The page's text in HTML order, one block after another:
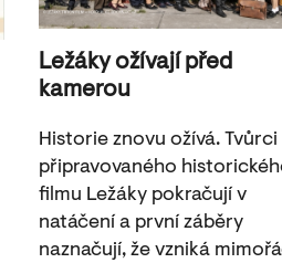
Ležáky ožívají před
kamerou
Historie znovu ožívá. Tvůrci
připravovaného
filmu Ležáky pokračují v
natáčení a první záběry
naznačují, že vzniká